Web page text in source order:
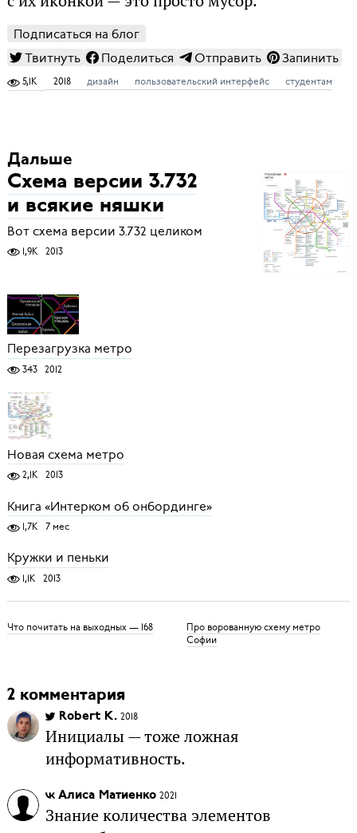
Подписаться на блог
Твитнуть
Поделиться Отправить Запинить
5,1K 2018 дизайн пользовательский интерфейс студентам
Дальше
Схема версии 3.732
и всякие няшки
Вот схема версии 3.732 целиком
1,9K 2013
Перезагрузка метро
343 2012
Новая схема метро
2,1K 2013
Книга «Интерком об онбординге»
1,7K 7 мес
Кружки и пеньки
1,1K 2013
Что почитать на выходных — 168
Про ворованную схему метро
Софии
2 комментария
Robert K. 2018
Инициалы — тоже ложная
информативность.
Алиса Матиенко 2021
Знание количества элементов